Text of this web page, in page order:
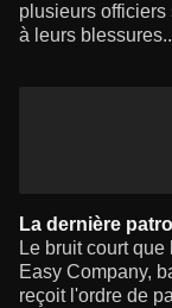
plusieurs
à leurs
La dernière
Le bruit court
Easy Company,
reçoit l'ordre de